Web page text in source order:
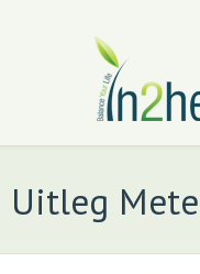
Uitleg